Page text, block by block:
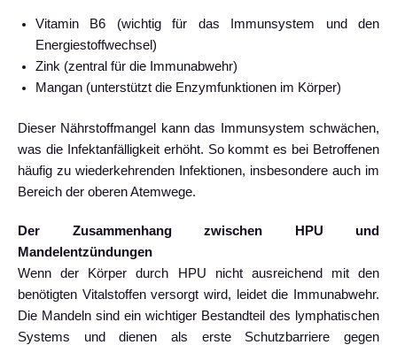
Vitamin B6 (wichtig für das Immunsystem und den
Energiestoffwechsel)
Zink (zentral für die Immunabwehr)
Mangan (unterstützt die Enzymfunktionen im Körper)
Dieser Nährstoffmangel kann das Immunsystem schwächen,
was die Infektanfälligkeit erhöht. So kommt es bei Betroffenen
häufig zu wiederkehrenden Infektionen, insbesondere auch im
Bereich der oberen Atemwege.
Der Zusammenhang zwischen HPU und
Mandelentzündungen
Wenn der Körper durch HPU nicht ausreichend mit den
benötigten Vitalstoffen versorgt wird, leidet die Immunabwehr.
Die Mandeln sind ein wichtiger Bestandteil des lymphatischen
Systems und dienen als erste Schutzbarriere gegen